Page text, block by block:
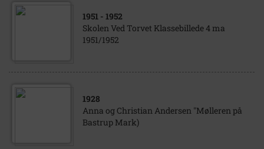
1951 - 1952
Skolen Ved Torvet Klassebillede 4 ma
1951/1952
1928
Anna og Christian Andersen "Mølleren på
Bastrup Mark)